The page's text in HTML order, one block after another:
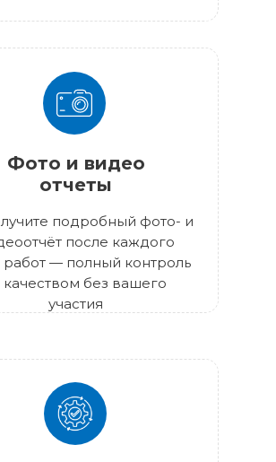
Фото и видео
отчеты
подробный фото- и
после каждого
работ — полный контроль
качеством без вашего
участия